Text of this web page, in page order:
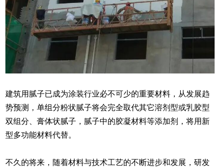
建筑用腻子已成为涂装行业必不可少的重要材料，从发展趋
势预测，单组分粉状腻子将会完全取代其它溶剂型或乳胶型
双组分、膏体状腻子，腻子中的胶凝材料等添加剂，将用新
型多功能材料代替。
不久的将来，随着材料与技术工艺的不断进步和发展，研发